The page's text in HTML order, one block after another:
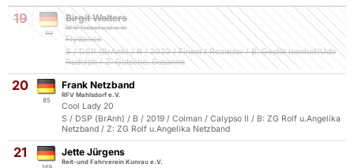
19
69
Birgit Wolters
RFV Trebel u.U.e.V.
Flydance
S / DSP (BrAnh) / R / 2020 / Finest / Roadster / B: Gestüt Isenhof/Udo
Rudolph / Z: Gutsche, Susanne
20
85
Frank Netzband
RFV Mahlsdorf e.V.
Cool Lady 20
S / DSP (BrAnh) / B / 2019 / Colman / Calypso II / B: ZG Rolf u.Angelika
Netzband / Z: ZG Rolf u.Angelika Netzband
21 Jette Jürgens
Reit-und Fahrverein Kunrau e.V.